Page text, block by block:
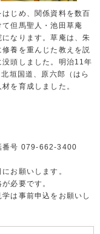
はじめ、関係資料を数百
但馬聖人・池田草庵
になります。草庵は、朱
養を重んじた教えを説
頭しました。明治11年
垣国道、原六郎（はら
を育成しました。
番号 079-662-3400
お願いします。
必要です。
は事前申込をお願いし